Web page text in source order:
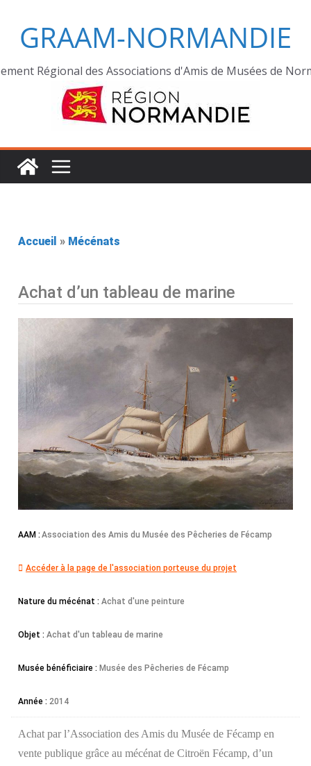
GRAAM-NORMANDIE
Régional des Associations d'Amis de Musées de
Accueil » Mécénats
Achat d’un tableau de marine
AAM :Association des Amis du Musée des Pêcheries de Fécamp
Accéder à la page de l'association porteuse du projet
Nature du mécénat : Achat d'une peinture
Objet : Achat d'un tableau de marine
Musée bénéficiaire : Musée des Pêcheries de Fécamp
Année : 2014
Achat par l’Association des Amis du Musée de Fécamp en
vente publique grâce au mécénat de Citroën Fécamp, d’un